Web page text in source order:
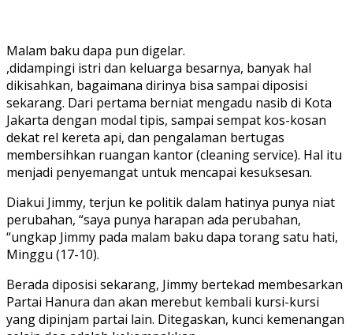
Malam baku dapa pun digelar.
,didampingi istri dan keluarga besarnya, banyak hal
dikisahkan, bagaimana dirinya bisa sampai diposisi
sekarang. Dari pertama berniat mengadu nasib di Kota
Jakarta dengan modal tipis, sampai sempat kos-kosan
dekat rel kereta api, dan pengalaman bertugas
membersihkan ruangan kantor (cleaning service). Hal itu
menjadi penyemangat untuk mencapai kesuksesan.
Diakui Jimmy, terjun ke politik dalam hatinya punya niat
perubahan, “saya punya harapan ada perubahan,
“ungkap Jimmy pada malam baku dapa torang satu hati,
Minggu (17-10).
Berada diposisi sekarang, Jimmy bertekad membesarkan
Partai Hanura dan akan merebut kembali kursi-kursi
yang dipinjam partai lain. Ditegaskan, kunci kemenangan